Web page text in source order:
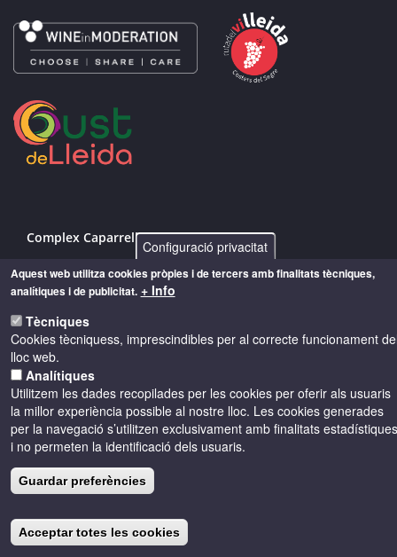
Complex Caparrella, 97 25192 - Lleida
info@costersdelsegre.es
973 264 583
© Copyright 2026 - Drets reservats
Accessibilitat Avís legal Cookies
Política de privacitat
Configuració privacitat
Aquest web utilitza cookies pròpies i de tercers amb finalitats tècniques,
analítiques i de publicitat. + Info
Tècniques
Cookies tècniquess, imprescindibles per al correcte funcionament
lloc web.
Analítiques
Utilitzem les dades recopilades per les cookies per oferir als usuaris
la millor experiència possible al nostre lloc. Les cookies generades
per la navegació s’utilitzen exclusivament amb finalitats estadístiques
i no permeten la identificació dels usuaris.
Guardar preferències
Acceptar totes les cookies